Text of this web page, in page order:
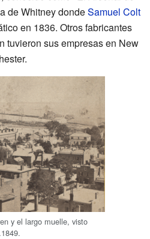
de Whitney dondeSamuel Colt
en 1836. Otros fabricantes
tuvieron sus empresas en New
y el largo muelle, visto